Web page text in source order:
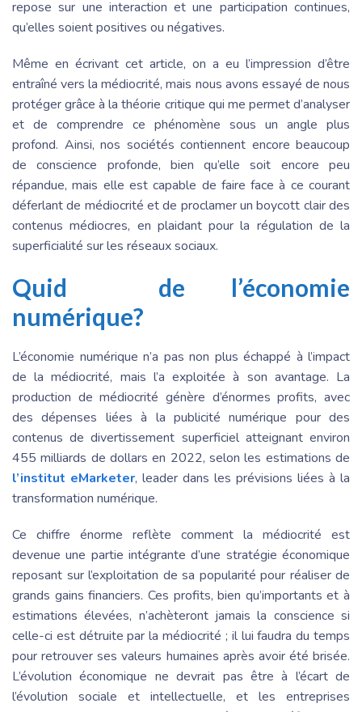
repose sur une interaction et une participation continues,
qu’elles soient positives ou négatives.
Même en écrivant cet article, on a eu l’impression d’être
entraîné vers la médiocrité, mais nous avons essayé de nous
protéger grâce à la théorie critique qui me permet d’analyser
et de comprendre ce phénomène sous un angle plus
profond. Ainsi, nos sociétés contiennent encore beaucoup
de conscience profonde, bien qu’elle soit encore peu
répandue, mais elle est capable de faire face à ce courant
déferlant de médiocrité et de proclamer un boycott clair des
contenus médiocres, en plaidant pour la régulation de la
superficialité sur les réseaux sociaux.
Quid de l’économie
numérique?
L’économie numérique n’a pas non plus échappé à l’impact
de la médiocrité, mais l’a exploitée à son avantage. La
production de médiocrité génère d’énormes profits, avec
des dépenses liées à la publicité numérique pour des
contenus de divertissement superficiel atteignant environ
455 milliards de dollars en 2022, selon les estimations de
l’institut eMarketer, leader dans les prévisions liées à la
transformation numérique.
Ce chiffre énorme reflète comment la médiocrité est
devenue une partie intégrante d’une stratégie économique
reposant sur l’exploitation de sa popularité pour réaliser de
grands gains financiers. Ces profits, bien qu’importants et à
estimations élevées, n’achèteront jamais la conscience si
celle-ci est détruite par la médiocrité ; il lui faudra du temps
pour retrouver ses valeurs humaines après avoir été brisée.
L’évolution économique ne devrait pas être à l’écart de
l’évolution sociale et intellectuelle, et les entreprises